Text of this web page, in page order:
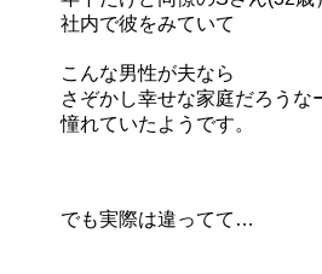
社内で彼をみていて
こんな男性が夫なら
さぞかし幸せな家庭だろうな
憧れていたようです。
でも実際は違ってて…